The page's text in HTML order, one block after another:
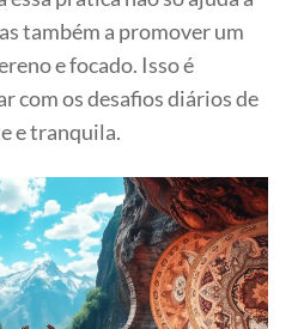
também a promover um
e focado. Isso é
com os desafios diários de
e tranquila.